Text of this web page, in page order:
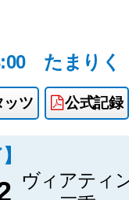
たまりく
ッツ 公式記録
ヴィアティ